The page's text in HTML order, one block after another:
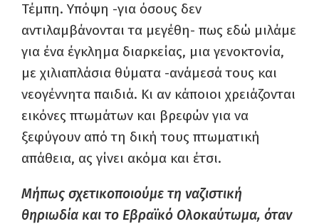
Τέμπη. Υπόψη -για όσους δεν
αντιλαμβάνονται τα μεγέθη- πως εδώ μιλάμε
για ένα έγκλημα διαρκείας, μια γενοκτονία,
με χιλιαπλάσια θύματα -ανάμεσά τους και
νεογέννητα παιδιά. Κι αν κάποιοι χρειάζονται
εικόνες πτωμάτων και βρεφών για να
ξεφύγουν από τη δική τους πτωματική
απάθεια, ας γίνει ακόμα και έτσι.
Μήπως σχετικοποιούμε τη ναζιστική
θηριωδία και το Εβραϊκό Ολοκαύτωμα, όταν